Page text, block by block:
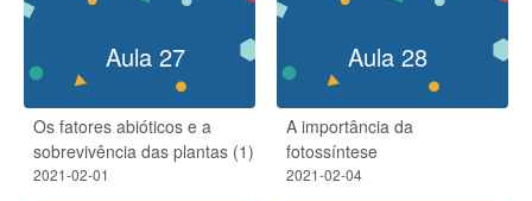
Aula 27
Os fatores abióticos e a
sobrevivência das plantas (1)
2021-02-01
Aula 28
A importância da
fotossíntese
2021-02-04